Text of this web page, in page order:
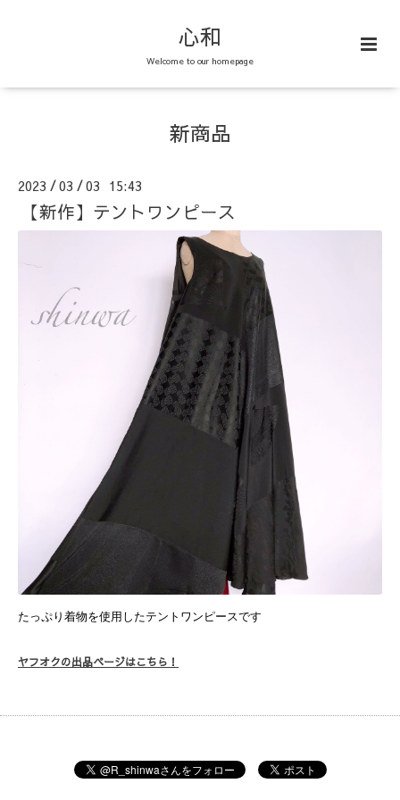
心和
Welcome to our homepage
新商品
2023 /03 /03 15:43
【新作】テントワンピース
たっぷり着物を使用したテントワンピースです
ヤフオクの出品ページはこちら！